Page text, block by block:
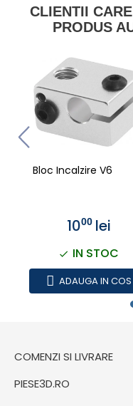
CLIENTII
PRODUS
Bloc Incalzire V6
1000 lei
IN STOC
ADAUGA IN COS
COMENZI SI LIVRARE
PIESE3D.RO